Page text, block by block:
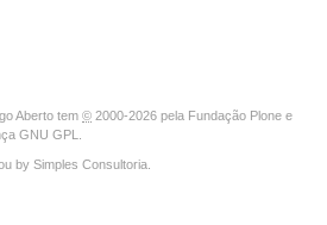
Aberto tem © 2000-2026 pela Fundação Plone e
GNU GPL
by Simples Consultoria